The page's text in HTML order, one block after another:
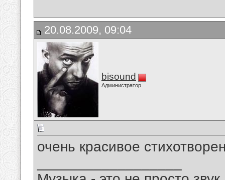
20.08.2009, 09:04
bisound
Администратор
очень красивое